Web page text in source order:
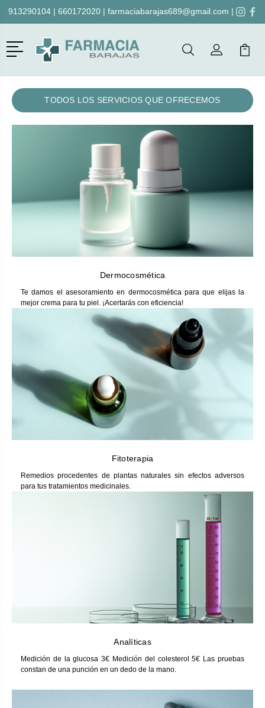
913290104| 660172020| farmaciabarajas689@gmail.com |
Menú
BuscarMi Cuenta
Mi
TODOS LOS SERVICIOS QUE OFRECEMOS
Dermocosmética
Te damos el asesoramiento en dermocosmética para que elijas la
mejor crema para tu piel. ¡Acertarás con eficiencia!
Fitoterapia
Remedios procedentes de plantas naturales sin efectos adversos
para tus tratamientos medicinales.
Analíticas
Medición de la glucosa 3€ Medición del colesterol 5€ Las pruebas
constan de una punción en un dedo de la mano.